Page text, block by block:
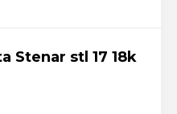
Stenar stl 17 18k